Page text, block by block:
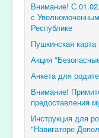
Внимание! С
с
Республике
Пушкинская карта
Акция
Анкета для
Внимание!
предоставления
Инструкция для
"Навигаторе